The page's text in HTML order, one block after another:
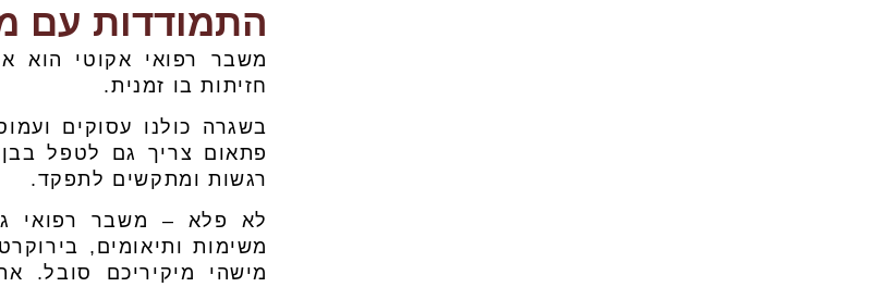
התמודדות עם
משבר רפואי אקוטי הוא
חזיתות בו זמנית.
בשגרה כולנו עסוקים
פתאום צריך גם לטפל
רגשות ומתקשים לתפקד.
לא פלא – משבר רפואי
משימות ותיאומים,
מישהי מיקיריכם סובל.